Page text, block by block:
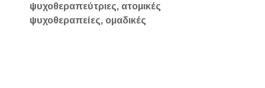
ψυχοθεραπεύτριες, ατομικές
ψυχοθεραπείες, ομαδικές